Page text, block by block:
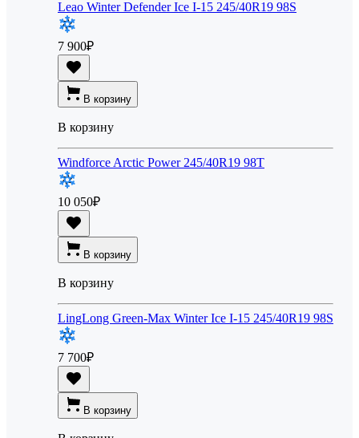
Leao Winter Defender Ice I-15 245/40R19 98S
7 900₽
В корзину
В корзину
Windforce Arctic Power 245/40R19 98T
10 050₽
В корзину
В корзину
LingLong Green-Max Winter Ice I-15 245/40R19 98S
7 700₽
В корзину